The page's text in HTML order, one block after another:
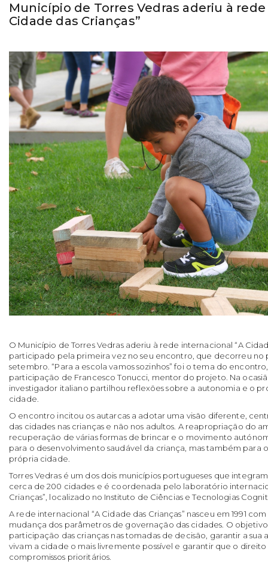
Município de Torres Vedras aderiu à
Cidade das Crianças”
O Município de Torres Vedras aderiu à rede internacional “A
participado pela primeira vez no seu encontro, que decorreu no
setembro. “Para a escola vamos sozinhos” foi o tema do
participação de Francesco Tonucci, mentor do projeto. Na
investigador italiano partilhou reflexões sobre a autonomia e o
cidade.
O encontro incitou os autarcas a adotar uma visão diferente,
das cidades nas crianças e não nos adultos. A reapropriação do
recuperação de várias formas de brincar e o movimento
para o desenvolvimento saudável da criança, mas também para
própria cidade.
Torres Vedras é um dos dois municípios portugueses que
cerca de 200 cidades e é coordenada pelo laboratório
Crianças”, localizado no Instituto de Ciências e Tecnologias
A rede internacional “A Cidade das Crianças” nasceu em 1991
mudança dos parâmetros de governação das cidades. O
participação das crianças nas tomadas de decisão, garantir a
vivam a cidade o mais livremente possível e garantir que o direito
compromissos prioritários.